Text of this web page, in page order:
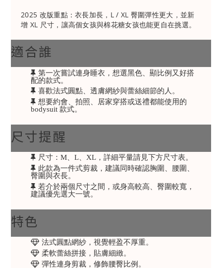
2025 改版重點：衣長加長，L / XL 臀圍彈性更大，並新
增 XL 尺寸，讓高個女孩與棉花糖女孩也能更自在挑選。
適合誰
第一次嘗試連身睡衣，想選黑色、顯比例又好搭
配的款式。
喜歡法式圓點、透膚網紗與蕾絲細節的人。
想要約會、拍照、居家穿搭或送禮都能使用的
bodysuit 款式。
尺寸提醒
尺寸：M、L、XL，詳細平量請見下方尺寸表。
此款為一件式剪裁，建議同時確認胸圍、腰圍、
臀圍與衣長。
若介於兩個尺寸之間，或身高較高、臀圍較寬，
建議優先選大一號。
特色
法式圓點網紗，視覺輕盈不厚重。
柔軟蕾絲拼接，貼膚細緻。
彈性連身剪裁，修飾腰臀比例。